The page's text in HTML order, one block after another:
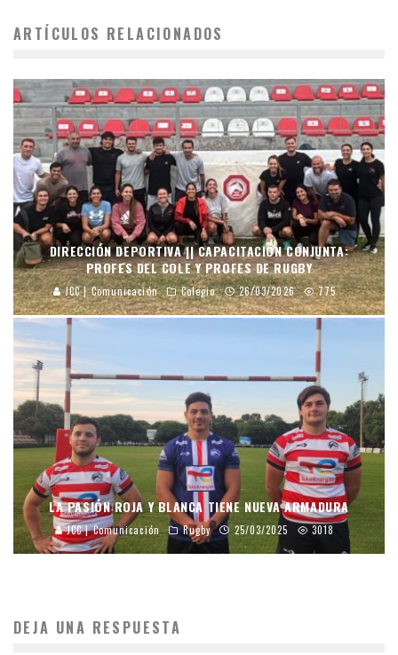
ARTÍCULOS RELACIONADOS
DIRECCIÓN DEPORTIVA || CAPACITACIÓN CONJUNTA:
PROFES DEL COLE Y PROFES DE RUGBY
JCC | Comunicación Colegio 26/03/2026 775
LA PASIÓN ROJA Y BLANCA TIENE NUEVA ARMADURA
JCC | Comunicación Rugby 25/03/2025 3018
DEJA UNA RESPUESTA